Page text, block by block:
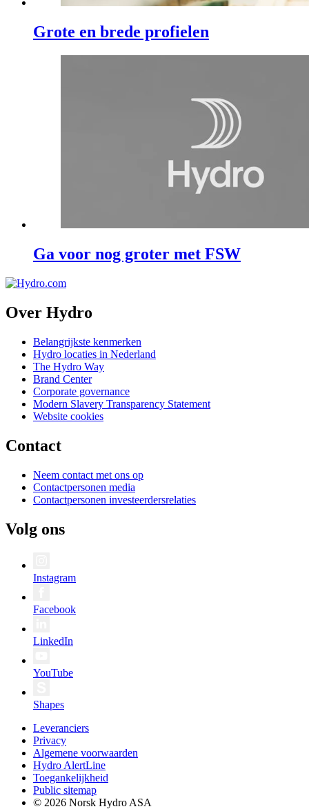
Grote en brede profielen
Ga voor nog groter met FSW
Over Hydro
Belangrijkste kenmerken
Hydro locaties in Nederland
The Hydro Way
Brand Center
Corporate governance
Modern Slavery Transparency Statement
Website cookies
Contact
Neem contact met ons op
Contactpersonen media
Contactpersonen investeerdersrelaties
Volg ons
Instagram
Facebook
LinkedIn
YouTube
Shapes
Leveranciers
Privacy
Algemene voorwaarden
Hydro AlertLine
Toegankelijkheid
Public sitemap
© 2026 Norsk Hydro ASA